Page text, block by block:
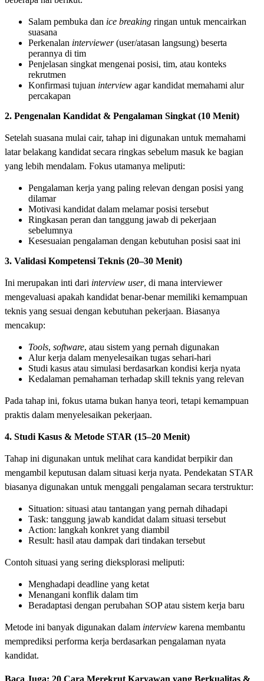
Salam pembuka dan ice breaking ringan untuk mencairkan
suasana
Perkenalan interviewer(user/atasan langsung) beserta
perannya di tim
Penjelasan singkat mengenai posisi, tim, atau konteks
rekrutmen
Konfirmasi tujuan interview agar kandidat memahami alur
percakapan
2. Pengenalan Kandidat & Pengalaman Singkat (10 Menit)
Setelah suasana mulai cair, tahap ini digunakan untuk memahami
latar belakang kandidat secara ringkas sebelum masuk ke bagian
yang lebih mendalam. Fokus utamanya meliputi:
Pengalaman kerja yang paling relevan dengan posisi yang
dilamar
Motivasi kandidat dalam melamar posisi tersebut
Ringkasan peran dan tanggung jawab di pekerjaan
sebelumnya
Kesesuaian pengalaman dengan kebutuhan posisi saat ini
3. Validasi Kompetensi Teknis (20–30 Menit)
Ini merupakan inti dari interview user, di mana interviewer
mengevaluasi apakah kandidat benar-benar memiliki kemampuan
teknis yang sesuai dengan kebutuhan pekerjaan. Biasanya
mencakup:
Tools, software, atau sistem yang pernah digunakan
Alur kerja dalam menyelesaikan tugas sehari-hari
Studi kasus atau simulasi berdasarkan kondisi kerja nyata
Kedalaman pemahaman terhadap skill teknis yang relevan
Pada tahap ini, fokus utama bukan hanya teori, tetapi kemampuan
praktis dalam menyelesaikan pekerjaan.
4. Studi Kasus & Metode STAR (15–20 Menit)
Tahap ini digunakan untuk melihat cara kandidat berpikir dan
mengambil keputusan dalam situasi kerja nyata. Pendekatan STAR
biasanya digunakan untuk menggali pengalaman secara terstruktur:
Situation: situasi atau tantangan yang pernah dihadapi
Task: tanggung jawab kandidat dalam situasi tersebut
Action: langkah konkret yang diambil
Result: hasil atau dampak dari tindakan tersebut
Contoh situasi yang sering dieksplorasi meliputi:
Menghadapi deadline yang ketat
Menangani konflik dalam tim
Beradaptasi dengan perubahan SOP atau sistem kerja baru
Metode ini banyak digunakan dalam interview karena membantu
memprediksi performa kerja berdasarkan pengalaman nyata
kandidat.
Baca Juga: 20 Cara Merekrut Karyawan yang Berkualitas &